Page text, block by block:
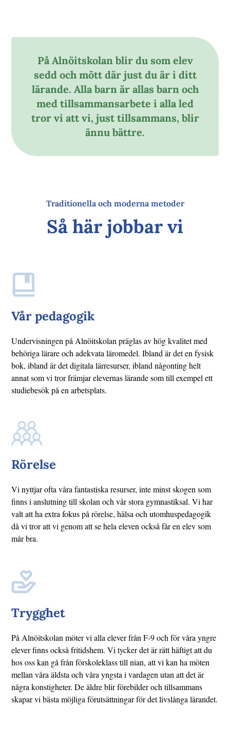
På Alnöitskolan blir du som elev
sedd och mött där just du är i ditt
lärande. Alla barn är allas barn och
med tillsammansarbete i alla led
tror vi att vi, just tillsammans, blir
ännu bättre.
Traditionella och moderna metoder
Så här jobbar vi
Vår pedagogik
Undervisningen på Alnöitskolan präglas av hög kvalitet med
behöriga lärare och adekvata läromedel. Ibland är det en fysisk
bok, ibland är det digitala lärresurser, ibland någonting helt
annat som vi tror främjar elevernas lärande som till exempel ett
studiebesök på en arbetsplats.
Rörelse
Vi nyttjar ofta våra fantastiska resurser, inte minst skogen som
finns i anslutning till skolan och vår stora gymnastiksal. Vi har
valt att ha extra fokus på rörelse, hälsa och utomhuspedagogik
då vi tror att vi genom att se hela eleven också får en elev som
mår bra.
Trygghet
På Alnöitskolan möter vi alla elever från F-9 och för våra yngre
elever finns också fritidshem. Vi tycker det är rätt häftigt att du
hos oss kan gå från förskoleklass till nian, att vi kan ha möten
mellan våra äldsta och våra yngsta i vardagen utan att det är
några konstigheter. De äldre blir förebilder och tillsammans
skapar vi bästa möjliga förutsättningar för det livslånga lärandet.